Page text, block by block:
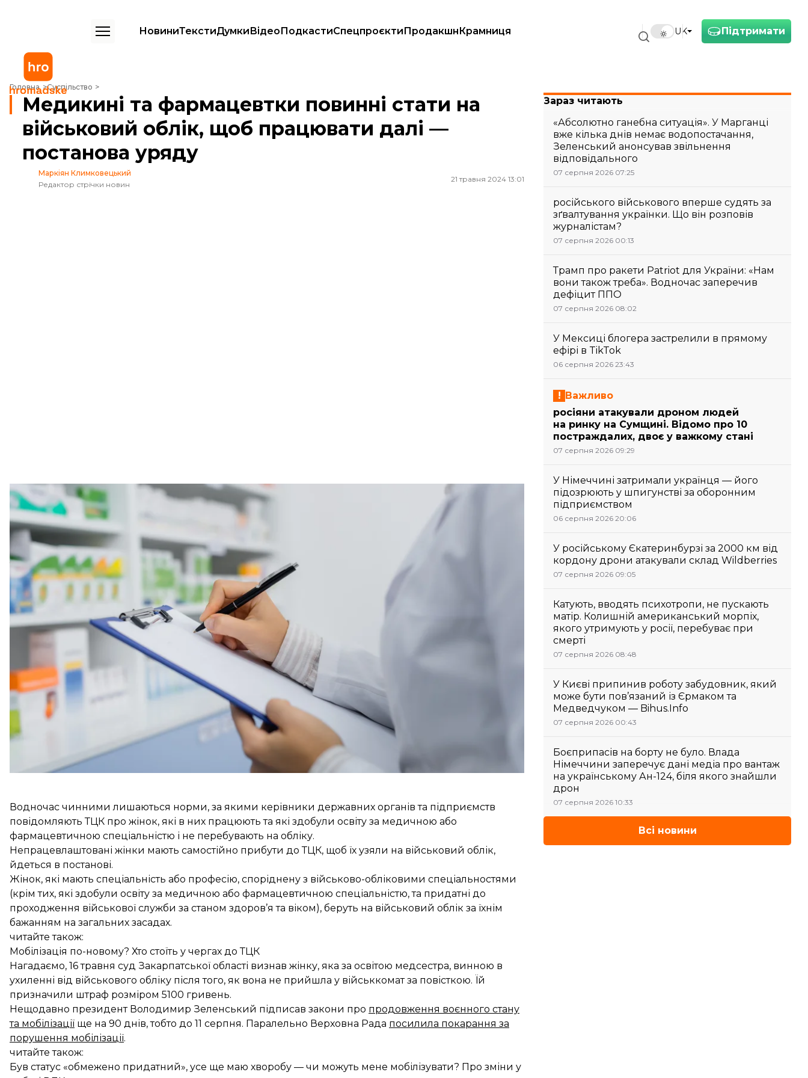
Підтримати
UK
НовиниТекстиДумкиВідеоПодкастиСпецпроєктиПродакшнКрамниця
Головна Суспільство
Медикині та фармацевтки повинні стати на військовий облік, щоб працювати далі — постанова уряду
Медикині та фармацевтки повинні стати на
військовий облік, щоб працювати далі —
постанова уряду
Маркіян Климковецький
Редактор стрічки новин
21 травня 2024 13:01
Ілюстративне фото
Depositphotos
Кабінет Міністрів виключив норму, за якою медикині чи фармацевтки, які не стоять на військовому
обліку в ТЦК (військкоматах), могли працевлаштовуватися як невійськовозобов’язані.
Відповідні зміни уряд вніспостановою від 16 травня,
увагу «Судово-юридична газета».
Тепер усі медикині та фармацевтки повинні стати на військовий облік, якщо бажають працювати
далі.
Раніше ця норма передбачала, що жінки, які здобули освіту за медичною або фармацевтичною
спеціальністю та не перебували на військовому обліку, могли працевлаштовуватися як
невійськовозобов’язані до кінця 2026 року. Тепер таку норму виключили.
Водночас чинними лишаються норми, за якими керівники державних органів та підприємств
повідомляють ТЦК про жінок, які в них працюють та які здобули освіту за медичною або
фармацевтичною спеціальністю і не перебувають на обліку.
Непрацевлаштовані жінки мають самостійно прибути до ТЦК, щоб їх узяли на військовий облік,
йдеться в постанові.
Жінок, які мають спеціальність або професію, споріднену з військово-обліковими спеціальностями
(крім тих, які здобули освіту за медичною або фармацевтичною спеціальністю, та придатні до
проходження військової служби за станом здоров’я та віком), беруть на військовий облік за їхнім
бажанням на загальних засадах.
читайте також:
Мобілізація по-новому? Хто стоїть у чергах до ТЦК
Нагадаємо, 16 травня суд Закарпатської області визнав жінку, яка за освітою медсестра, винною в
ухиленні від військового обліку після того, як вона не прийшла у військкомат за повісткою. Їй
призначили штраф розміром 5100 гривень.
Нещодавно президент Володимир Зеленський підписав закони про продовження воєнного стану
та мобілізації ще на 90 днів, тобто до 11 серпня. Паралельно Верховна Рада посилила покарання за
порушення мобілізації.
читайте також:
Був статус «обмежено придатний», усе ще маю хворобу — чи можуть мене мобілізувати? Про зміни у
Зараз читають
«Абсолютно ганебна ситуація». У Марганці
вже кілька днів немає водопостачання,
Зеленський анонсував звільнення
відповідального
07 серпня 2026 07:25
російського військового вперше судять за
зґвалтування українки. Що він розповів
журналістам?
07 серпня 2026 00:13
Трамп про ракети Patriot для України: «Нам
вони також треба». Водночас заперечив
дефіцит ППО
07 серпня 2026 08:02
У Мексиці блогера застрелили в прямому
ефірі в TikTok
06 серпня 2026 23:43
Важливо
росіяни атакували дроном людей
на ринку на Сумщині. Відомо про 10
постраждалих, двоє у важкому стані
07 серпня 2026 09:29
У Німеччині затримали українця — його
підозрюють у шпигунстві за оборонним
підприємством
06 серпня 2026 20:06
У російському Єкатеринбурзі за 2000 км від
кордону дрони атакували склад Wildberries
07 серпня 2026 09:05
Катують, вводять психотропи, не пускають
матір. Колишній американський морпіх,
якого утримують у росії, перебуває при
смерті
07 серпня 2026 08:48
У Києві припинив роботу забудовник, який
може бути пов’язаний із Єрмаком та
Медведчуком — Bihus.Info
07 серпня 2026 00:43
Боєприпасів на борту не було. Влада
Німеччини заперечує дані медіа про вантаж
на українському Ан-124, біля якого знайшли
дрон
07 серпня 2026 10:33
Всі новини